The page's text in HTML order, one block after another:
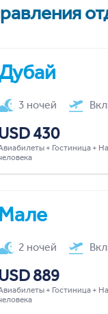
3 ночей
430
+ Гостиница +
Мале
2 ночей
889
+ Гостиница +